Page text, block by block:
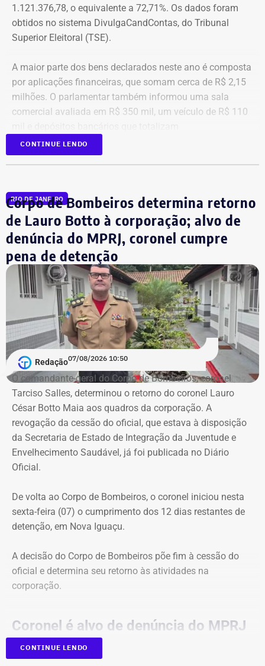
1.121.376,78, o equivalente a 72,71%. Os dados foram
obtidos no sistema DivulgaCandContas, do Tribunal
Superior Eleitoral (TSE).
A maior parte dos bens declarados neste ano é composta
por aplicações financeiras, que somam cerca de R$ 2,15
milhões. O parlamentar também informou uma sala
comercial avaliada em R$ 350 mil, um veículo de R$ 110
aproximadamente R$ 51,6 mil.
Patrimônio de Luiz Paulo cresceu em
todas as eleições desde 2010
crescimento contínuo do patrimônio do deputado ao
longo das últimas cinco eleições.
2014 para 2018, a alta foi de 109,49%. Já entre 2018 e
2022, o crescimento chegou a 111,15%, enquanto no
período mais recente, entre 2022 e 2026, a evolução foi
Ao longo de 16 anos, o patrimônio declarado aumentou
R$ 2.395.160,14, passando de pouco mais de R$ 268 mil
para R$ 2,66 milhões.
CONTINUE LENDO
RIO DE JANEIRO
Corpo de Bombeiros determina retorno
de Lauro Botto à corporação; alvo de
denúncia do MPRJ, coronel cumpre
pena de detenção
Redação07/08/2026 10:50
O comandante-geral do Corpo de Bombeiros, coronel
Tarciso Salles, determinou o retorno do coronel Lauro
César Botto Maia aos quadros da corporação. A
revogação da cessão do oficial, que estava à disposição
da Secretaria de Estado de Integração da Juventude e
Envelhecimento Saudável, já foi publicada no Diário
Oficial.
De volta ao Corpo de Bombeiros, o coronel iniciou nesta
sexta-feira (07) o cumprimento dos 12 dias restantes de
detenção, em Nova Iguaçu.
A decisão do Corpo de Bombeiros põe fim à cessão do
oficial e determina seu retorno às atividades na
corporação.
Coronel é alvo de denúncia do MPRJ
CONTINUE LENDO